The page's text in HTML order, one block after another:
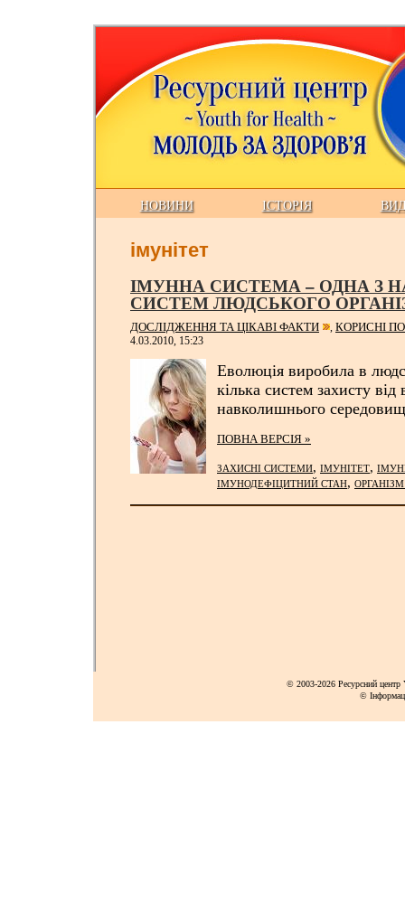
НОВИНИ ІСТОРІЯ
імунітет
ІМУННА СИСТЕМА – ОДНА З
СИСТЕМ ЛЮДСЬКОГО
ДОСЛІДЖЕННЯ ТА ЦІКАВІ ФАКТИ , КОРИСНІ
4.03.2010, 15:23
Еволюція виробила в
кілька систем захисту
навколишнього
ПОВНА ВЕРСІЯ »
ЗАХИСНІ СИСТЕМИ, ІМУНІТЕТ,
ІМУНОДЕФІЦИТНИЙ СТАН,
© 2003-2026 Ресурсний
©